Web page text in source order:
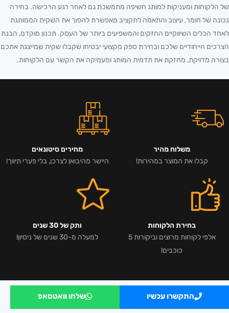
של הלקוחות ומעניקות למותג חשיפה מתמשכת גם לאחר רגע הרכישה. בחירה
נכונה של חומר, עיצוב והתאמה לתקציב מאפשרת להפוך את השקית הממותגת
לאחד הכלים השיווקיים החזקים והמשפיעים ביותר של העסק. תכנון מוקדם, הבנת
הצרכים הייחודיים שלכם ובחירת ספק מקצועי יבטיחו שקבלו שקית שמייצגת אתכם
בצורה מדויקת, מחזקת את תדמית המותג ומעמיקה את הקשר עם הלקוחות.
משלוח מהיר
קבלו את המוצר במהירות!
מחירים סיטונאים
היישר מהיבואן לצרכן, בלי פערי תיווך!
בחירת הלקוחות
אלפי לקוחות מרוצים וביקורות 5
כוכבים!
ותק של 30 שנים
למעלה מ-30 שנים של ניסיון!
התקשרו עכשיו שלחו וואטסאפ